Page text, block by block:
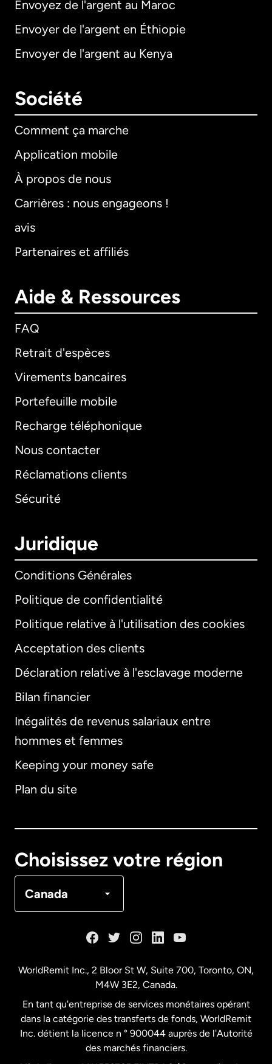
Envoyez de l'argent au Maroc
Envoyer de l'argent en Éthiopie
Envoyer de l'argent au Kenya
Société
Comment ça marche
Application mobile
À propos de nous
Carrières : nous engageons !
avis
Partenaires et affiliés
Aide & Ressources
FAQ
Retrait d'espèces
Virements bancaires
Portefeuille mobile
Recharge téléphonique
Nous contacter
Réclamations clients
Sécurité
Juridique
Conditions Générales
Politique de confidentialité
Politique relative à l'utilisation des cookies
Acceptation des clients
Déclaration relative à l'esclavage moderne
Bilan financier
Inégalités de revenus salariaux entre
hommes et femmes
Keeping your money safe
Plan du site
Choisissez votre région
Canada
International
Allemagne
Français
États-Unis Español
WorldRemit Inc., 2 Bloor St W, Suite 700, Toronto, ON,
M4W 3E2, Canada.
En tant qu'entreprise de services monétaires opérant
dans la catégorie des transferts de fonds, WorldRemit
Inc. détient la licence n ° 900044 auprès de l'Autorité
des marchés financiers.